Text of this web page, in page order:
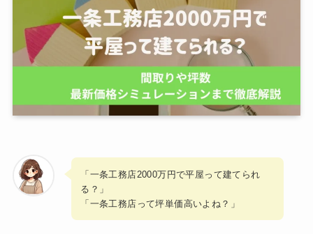
「一条工務店2000万円で平屋って建てられ
る？」
「一条工務店って坪単価高いよね？」